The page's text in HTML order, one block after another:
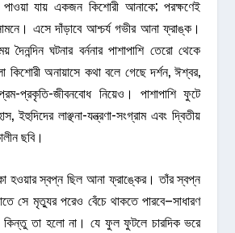
যায় একজন কিশোরী আনাকে; পরক্ষণেই
এসে দাঁড়াবে আশ্চর্য গভীর আনা ফ্রাঙ্ক।
দৈনন্দিন ঘটনার বর্ননার পাশাপাশি তেরো থেকে
কিশোরী অনায়াসে কথা বলে গেছে দর্শন, ঈশ্বর,
প্রকৃতি-জীবনবোধ নিয়েও। পাশাপাশি ফুটে
ইহুদিদের লাঞ্ছনা-যন্ত্রণা-সংগ্রাম এবং দ্বিতীয়
ছবি।
হওয়ার স্বপ্ন ছিল আনা ফ্রাঙ্কের। তাঁর স্বপ্ন
সে মৃত্যুর পরেও বেঁচে থাকতে পারবে–সাধারণ
তা হলো না। যে ফুল ফুটলে চারদিক ভরে